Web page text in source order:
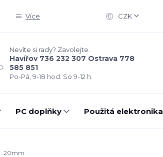
Více CZK
Nevíte si rady? Zavolejte.
Havířov 736 232 307 Ostrava 778
585 851
Po-Pá, 9-18 hod. So 9-12 h.
PC doplňky Použitá elektronika
20mm